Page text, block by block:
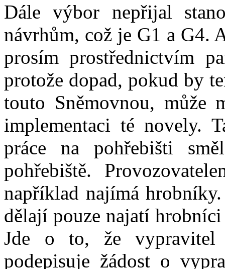
Dále výbor nepřijal
návrhům, což je G1 a G4.
prosím prostřednictvím
protože dopad, pokud by
touto Sněmovnou, může
implementaci té novely.
práce na pohřebišti
pohřebiště.
například najímá
dělají pouze najatí
Jde o to, že vypravitel
podepisuje žádost o